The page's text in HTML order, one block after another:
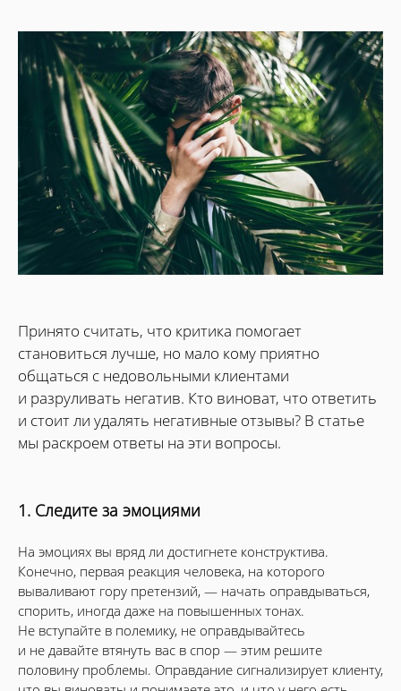
Принято считать, что критика помогает
становиться лучше, но мало кому приятно
общаться с недовольными клиентами
и разруливать негатив. Кто виноват, что ответить
и стоит ли удалять негативные отзывы? В статье
мы раскроем ответы на эти вопросы.
1. Следите за эмоциями
На эмоциях вы вряд ли достигнете конструктива.
Конечно, первая реакция человека, на которого
вываливают гору претензий, — начать оправдываться,
спорить, иногда даже на повышенных тонах.
Не вступайте в полемику, не оправдывайтесь
и не давайте втянуть вас в спор — этим решите
половину проблемы. Оправдание сигнализирует клиенту,